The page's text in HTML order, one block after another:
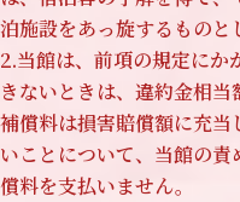
泊施設をあっ旋するものと
2.当館は、前項の規定にか
きないときは、違約金相
補償料は損害賠償額に充
いことについて、当館の
償料を支払いません。